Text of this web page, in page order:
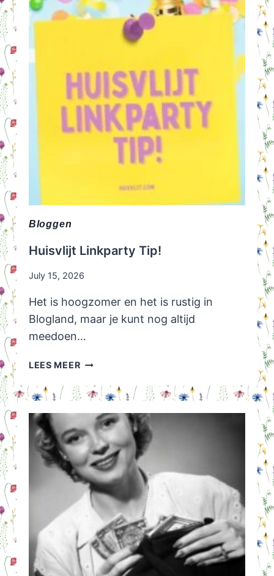
MAKEN
IN
KAN
HET
ZELFS!)
Bloggen
Huisvlijt Linkparty Tip!
July 15, 2026
Het is hoogzomer en het is rustig in
Blogland, maar je kunt nog altijd
meedoen…
LEES MEERHUISVLIJT
TIP!